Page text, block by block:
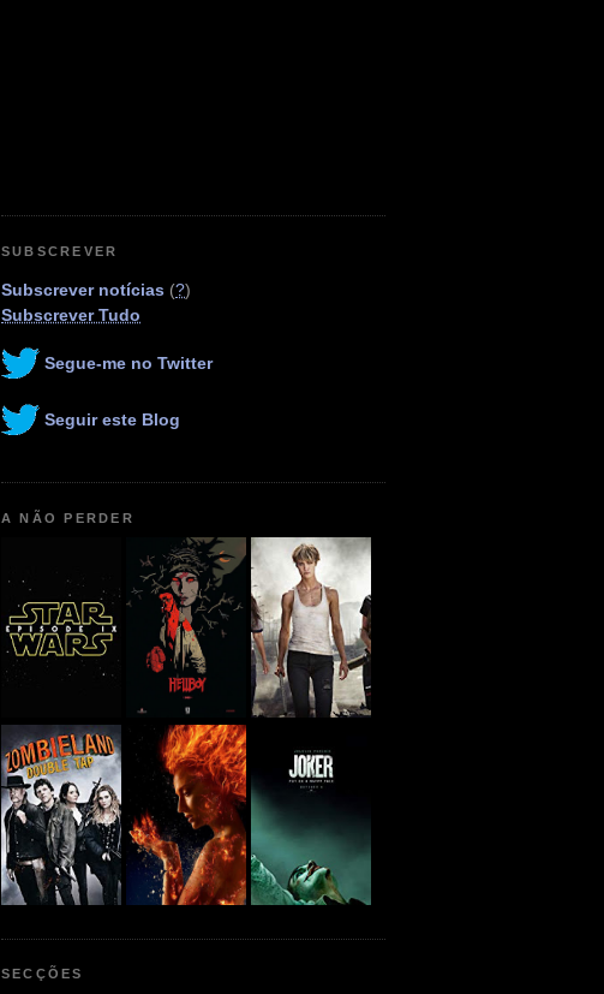
SUBSCREVER
Subscrever notícias (?)
Subscrever Tudo
Segue-me no Twitter
Seguir este Blog
A NÃO PERDER
SECÇÕES